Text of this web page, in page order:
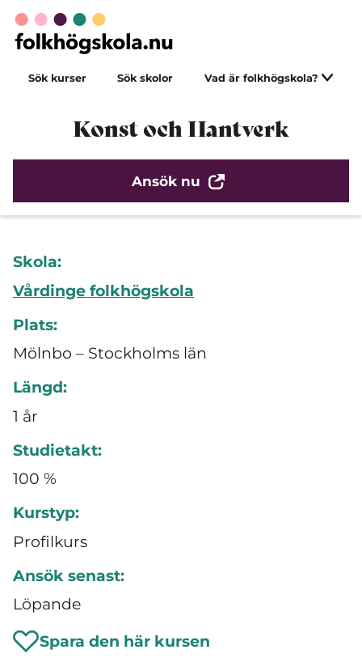
Sök kurser Sök skolor Vad är folkhögskola?
Konst och Hantverk
Ansök nu
Skola:
Vårdinge folkhögskola
Plats:
Mölnbo – Stockholms län
Längd:
1 år
Studietakt:
100 %
Kurstyp:
Profilkurs
Ansök senast:
Löpande
Spara den här kursen